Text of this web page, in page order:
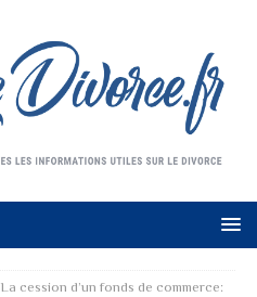
La cession d’un fonds de commerce: